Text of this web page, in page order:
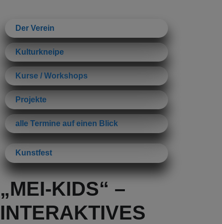
Der Verein
Kulturkneipe
Kurse / Workshops
Projekte
alle Termine auf einen Blick
Kunstfest
„MEI-KIDS“ –
INTERAKTIVES